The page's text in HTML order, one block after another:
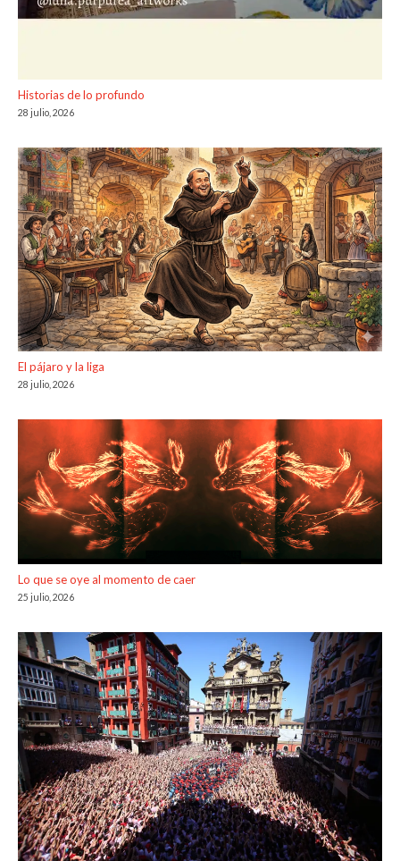
Historias de lo profundo
28 julio, 2026
El pájaro y la liga
28 julio, 2026
Lo que se oye al momento de caer
25 julio, 2026